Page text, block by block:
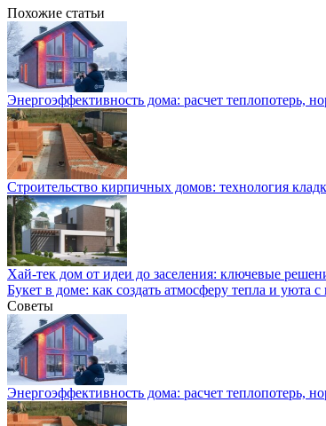
Похожие статьи
Энергоэффективность дома: расчет теплопотерь,
Строительство кирпичных домов: технология
Хай-тек дом от идеи до заселения: ключевые
Букет в доме: как создать атмосферу тепла и уюта
Советы
Энергоэффективность дома: расчет теплопотерь,